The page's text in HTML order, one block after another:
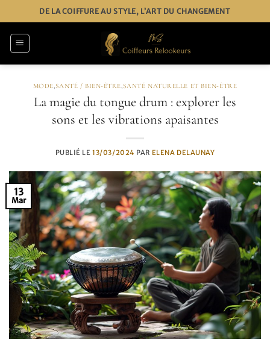
au
contenu
DE LA COIFFURE AU STYLE, L’ART DU CHANGEMENT
MODE,SANTÉ / BIEN-ÊTRE,SANTÉ NATURELLE ET BIEN-ÊTRE
La magie du tongue drum : explorer les
sons et les vibrations apaisantes
PUBLIÉ LE13/03/2024 PAR ELENA DELAUNAY
13
Mar